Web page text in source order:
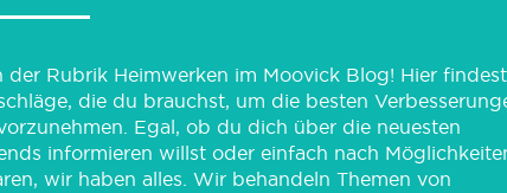
der Rubrik Heimwerken im Moovick Blog! Hier
die du brauchst, um die besten
Egal, ob du dich über die neuesten
informieren willst oder einfach nach
wir haben alles. Wir behandeln Themen von